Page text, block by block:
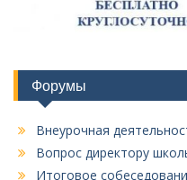
Форумы
Внеурочная
Вопрос директору
Итоговое